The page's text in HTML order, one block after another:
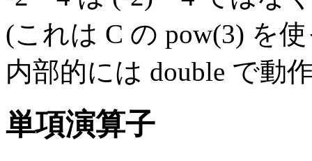
(これは C の pow(3) を
内部的には double で動
単項演算子